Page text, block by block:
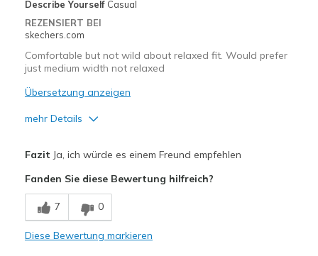
Great yard boot AND winter walking boot.
Describe Yourself Casual
REZENSIERT BEI
skechers.com
Comfortable but not wild about relaxed fit. Would prefer
just medium width not relaxed
Übersetzung anzeigen
mehr Details
Breathe Well
Comfortable
Fazit Ja, ich würde es einem Freund empfehlen
Fanden Sie diese Bewertung hilfreich?
7 0
Diese Bewertung markieren